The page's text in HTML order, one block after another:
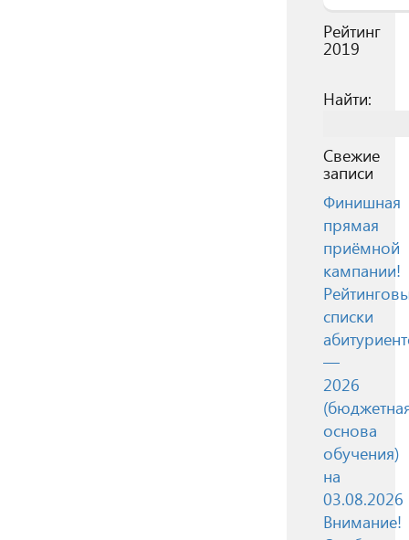
Рейтинг
2019
Найти:
Свежие
записи
Финишная
прямая
приёмной
кампании!
списки
—
2026
основа
обучения)
на
03.08.2026
Внимание!